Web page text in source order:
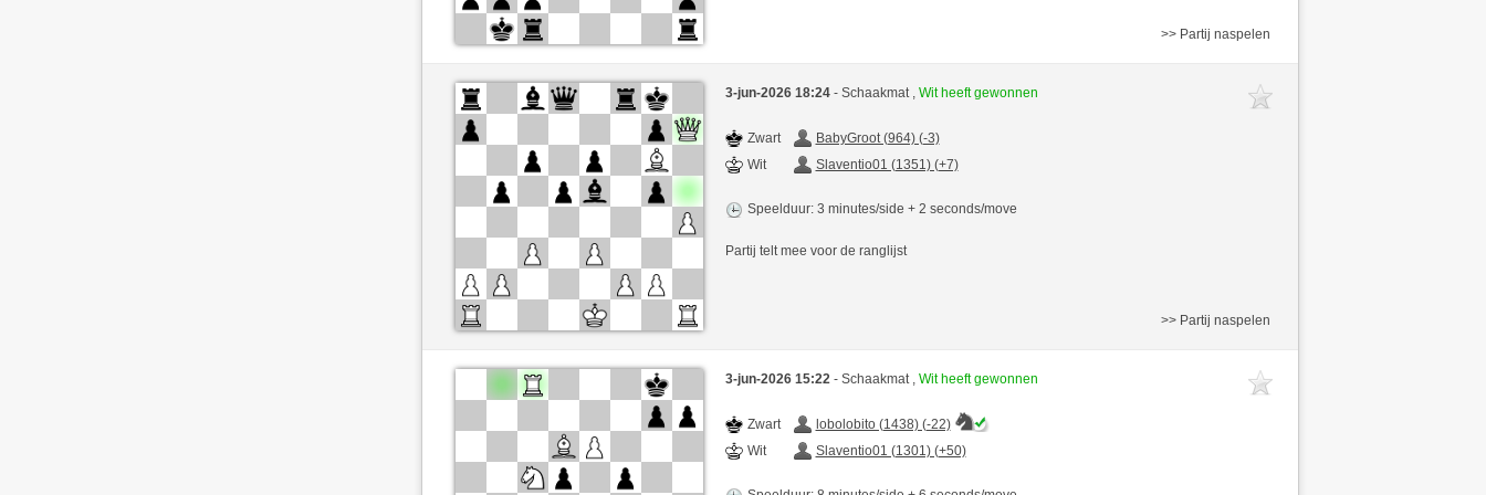
>> Partij naspelen
3-jun-2026 18:24 - Schaakmat , Wit heeft gewonnen
Zwart
BabyGroot (964) (-3)
Wit
Slaventio01 (1351) (+7)
Speelduur: 3 minutes/side + 2 seconds/move
Partij telt mee voor de ranglijst
>> Partij naspelen
3-jun-2026 15:22 - Schaakmat , Wit heeft gewonnen
Zwart
lobolobito (1438) (-22)
Wit
Slaventio01 (1301) (+50)